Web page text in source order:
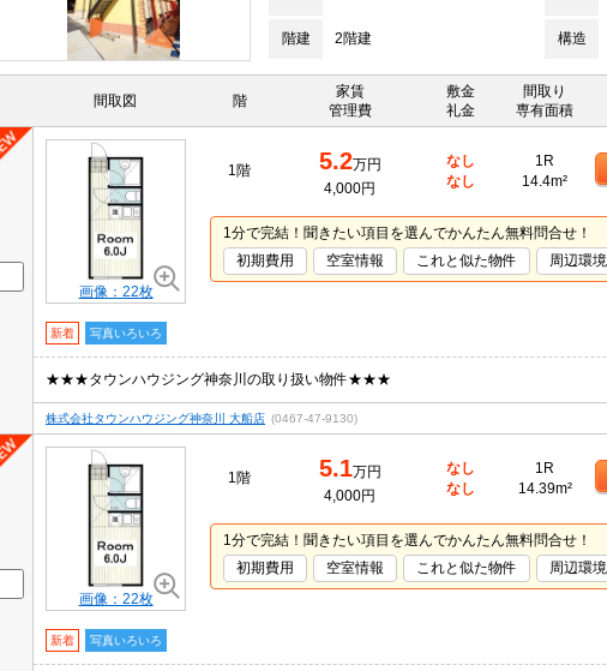
階建 2階建 構造
間取図 階
家賃
管理費
敷金
礼金
間取り
専有面積
画像：22枚
1階 5.2万円
4,000円
なし
なし
1R
14.4m²
1分で完結！聞きたい項目を選んでかんたん無料問合せ！
初期費用
空室情報 これと似た物件 周辺環境
新着 写真いろいろ
★★★タウンハウジング神奈川の取り扱い物件★★★
株式会社タウンハウジング神奈川 大船店 (0467-47-9130)
画像：22枚
1階 5.1万円
4,000円
なし
なし
1R
14.39m²
1分で完結！聞きたい項目を選んでかんたん無料問合せ！
初期費用
空室情報 これと似た物件 周辺環境
新着 写真いろいろ